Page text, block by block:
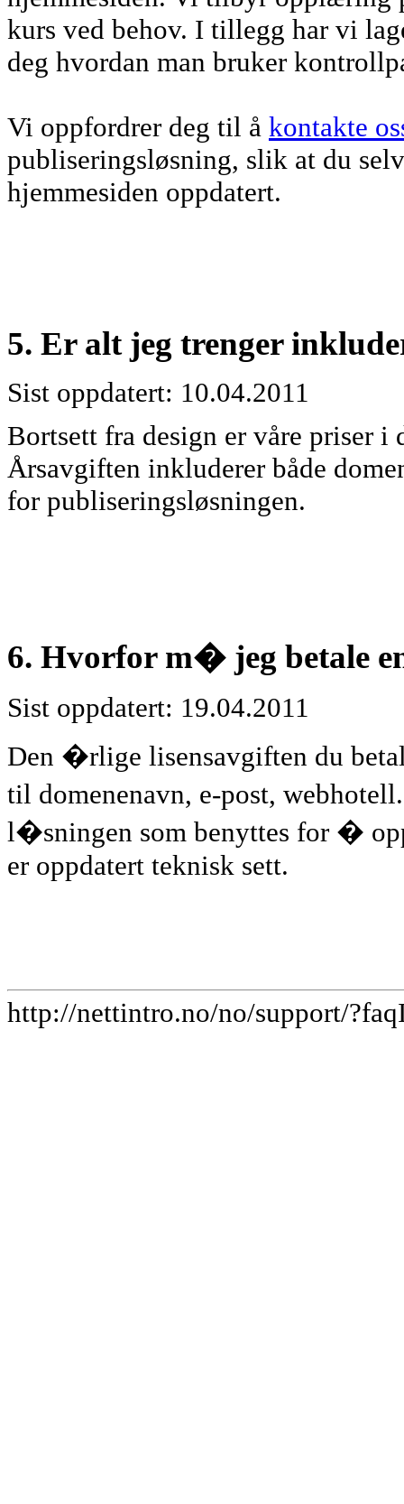
kurs ved behov. I tillegg har vi
deg hvordan man bruker
Vi oppfordrer deg til å kontakte
publiseringsløsning, slik at du
hjemmesiden oppdatert.
5. Er alt jeg trenger
Sist oppdatert: 10.04.2011
Bortsett fra design er våre priser
Årsavgiften inkluderer både
for publiseringsløsningen.
6. Hvorfor m� jeg betale
Sist oppdatert: 19.04.2011
Den �rlige lisensavgiften du
til domenenavn, e-post,
l�sningen som benyttes for �
er oppdatert teknisk sett.
http://nettintro.no/no/support/